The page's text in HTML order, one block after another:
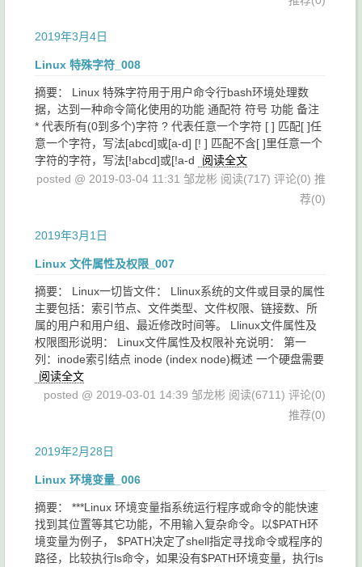
2019年3月4日
Linux 特殊字符_008
摘要： Linux 特殊字符用于用户命令行bash环境处理数
据，达到一种命令简化使用的功能 通配符 符号 功能 备注
* 代表所有(0到多个)字符 ? 代表任意一个字符 [ ] 匹配[ ]任
意一个字符，写法[abcd]或[a-d] [! ] 匹配不含[ ]里任意一个
字符的字符，写法[!abcd]或[!a-d
阅读全文
posted @ 2019-03-04 11:31 邹龙彬 阅读(717) 评论(0) 推
荐(0)
2019年3月1日
Linux 文件属性及权限_007
摘要： Linux一切皆文件： Llinux系统的文件或目录的属性
主要包括：索引节点、文件类型、文件权限、链接数、所
属的用户和用户组、最近修改时间等。 Llinux文件属性及
权限图形说明： Linux文件属性及权限补充说明： 第一
列：inode索引结点 inode (index node)概述 一个硬盘需要
阅读全文
posted @ 2019-03-01 14:39 邹龙彬 阅读(6711) 评论(0)
推荐(0)
2019年2月28日
Linux 环境变量_006
摘要： ***Linux 环境变量指系统运行程序或命令的能快速
找到其位置等其它功能，不用输入复杂命令。以$PATH环
境变量为例子， $PATH决定了shell指定寻找命令或程序的
路径，比较执行ls命令，如果没有$PATH环境变量，执行ls